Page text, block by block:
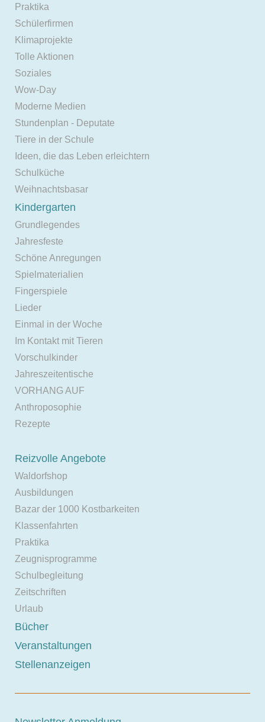
Praktika
Schülerfirmen
Klimaprojekte
Tolle Aktionen
Soziales
Wow-Day
Moderne Medien
Stundenplan - Deputate
Tiere in der Schule
Ideen, die das Leben erleichtern
Schulküche
Weihnachtsbasar
Kindergarten
Grundlegendes
Jahresfeste
Schöne Anregungen
Spielmaterialien
Fingerspiele
Lieder
Einmal in der Woche
Im Kontakt mit Tieren
Vorschulkinder
Jahreszeitentische
VORHANG AUF
Anthroposophie
Rezepte
Reizvolle Angebote
Waldorfshop
Ausbildungen
Bazar der 1000 Kostbarkeiten
Klassenfahrten
Praktika
Zeugnisprogramme
Schulbegleitung
Zeitschriften
Urlaub
Bücher
Veranstaltungen
Stellenanzeigen